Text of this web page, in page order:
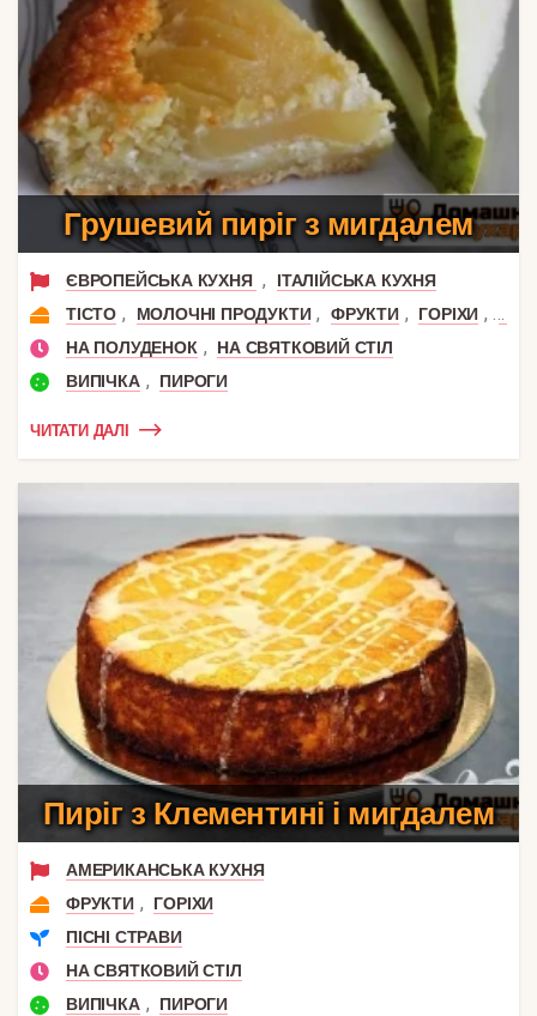
Грушевий пиріг з мигдалем
ЄВРОПЕЙСЬКА КУХНЯ ,
ІТАЛІЙСЬКА КУХНЯ
ТІСТО , МОЛОЧНІ ПРОДУКТИ , ФРУКТИ , ГОРІХИ ,
НА ПОЛУДЕНОК ,
НА СВЯТКОВИЙ СТІЛ
ВИПІЧКА , ПИРОГИ
ЧИТАТИ ДАЛІ
Пиріг з Клементині і мигдалем
АМЕРИКАНСЬКА КУХНЯ
ФРУКТИ ,
ГОРІХИ
ПІСНІ СТРАВИ
НА СВЯТКОВИЙ СТІЛ
ВИПІЧКА , ПИРОГИ